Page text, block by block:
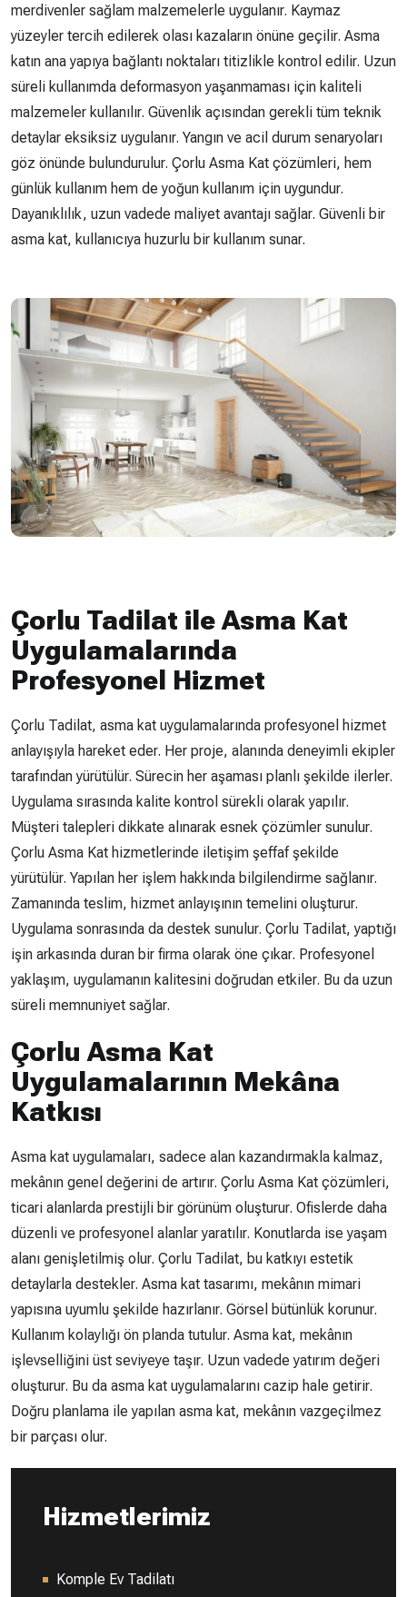
Hizmetlerimiz
Komple Ev Tadilatı
merdivenler sağlam malzemelerle uygulanır. Kaymaz
yüzeyler tercih edilerek olası kazaların önüne geçilir. Asma
katın ana yapıya bağlantı noktaları titizlikle kontrol edilir. Uzun
süreli kullanımda deformasyon yaşanmaması için kaliteli
malzemeler kullanılır. Güvenlik açısından gerekli tüm teknik
detaylar eksiksiz uygulanır. Yangın ve acil durum senaryoları
göz önünde bulundurulur. Çorlu Asma Kat çözümleri, hem
günlük kullanım hem de yoğun kullanım için uygundur.
Dayanıklılık, uzun vadede maliyet avantajı sağlar. Güvenli bir
asma kat, kullanıcıya huzurlu bir kullanım sunar.
Çorlu Tadilat ile Asma Kat
Uygulamalarında
Profesyonel Hizmet
Çorlu Tadilat, asma kat uygulamalarında profesyonel hizmet
anlayışıyla hareket eder. Her proje, alanında deneyimli ekipler
tarafından yürütülür. Sürecin her aşaması planlı şekilde ilerler.
Uygulama sırasında kalite kontrol sürekli olarak yapılır.
Müşteri talepleri dikkate alınarak esnek çözümler sunulur.
Çorlu Asma Kat hizmetlerinde iletişim şeffaf şekilde
yürütülür. Yapılan her işlem hakkında bilgilendirme sağlanır.
Zamanında teslim, hizmet anlayışının temelini oluşturur.
Uygulama sonrasında da destek sunulur. Çorlu Tadilat, yaptığı
işin arkasında duran bir firma olarak öne çıkar. Profesyonel
yaklaşım, uygulamanın kalitesini doğrudan etkiler. Bu da uzun
süreli memnuniyet sağlar.
Çorlu Asma Kat
Uygulamalarının Mekâna
Katkısı
Asma kat uygulamaları, sadece alan kazandırmakla kalmaz,
mekânın genel değerini de artırır. Çorlu Asma Kat çözümleri,
ticari alanlarda prestijli bir görünüm oluşturur. Ofislerde daha
düzenli ve profesyonel alanlar yaratılır. Konutlarda ise yaşam
alanı genişletilmiş olur. Çorlu Tadilat, bu katkıyı estetik
detaylarla destekler. Asma kat tasarımı, mekânın mimari
yapısına uyumlu şekilde hazırlanır. Görsel bütünlük korunur.
Kullanım kolaylığı ön planda tutulur. Asma kat, mekânın
işlevselliğini üst seviyeye taşır. Uzun vadede yatırım değeri
oluşturur. Bu da asma kat uygulamalarını cazip hale getirir.
Doğru planlama ile yapılan asma kat, mekânın vazgeçilmez
bir parçası olur.